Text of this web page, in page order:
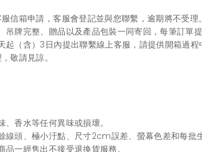
信箱申請，客服會登記並與您聯繫，逾期將不受
牌完整、贈品以及產品包裝一同寄回，每筆訂單提
起（含）3日內提出聯繫線上客服，請提供開箱過
敬請見諒。
香水等任何異味或損壞。
頭、極小汙點、尺寸2cm誤差、螢幕色差和每批
一經售出不接受退換貨服務。